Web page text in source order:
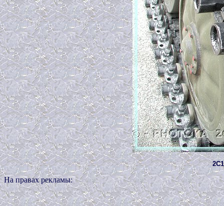
На правах рекламы: